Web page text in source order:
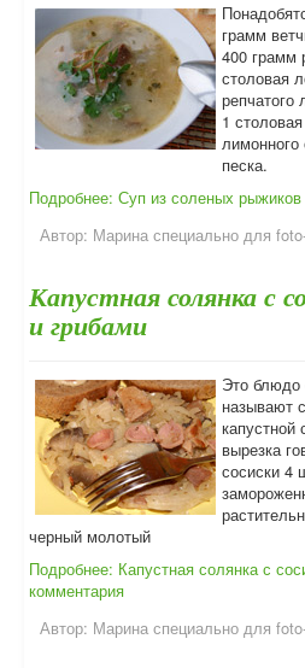
грамм
400 грамм
столовая
репчатого
1
лимонного
песка.
Подробнее: Суп из соленых рыжиков
Автор: Марина специально для
Капустная солянка с
и грибами
Это блюдо
называют
вырезка
сосиски 4
черный молотый
Подробнее: Капустная солянка с
комментария
Автор: Марина специально для